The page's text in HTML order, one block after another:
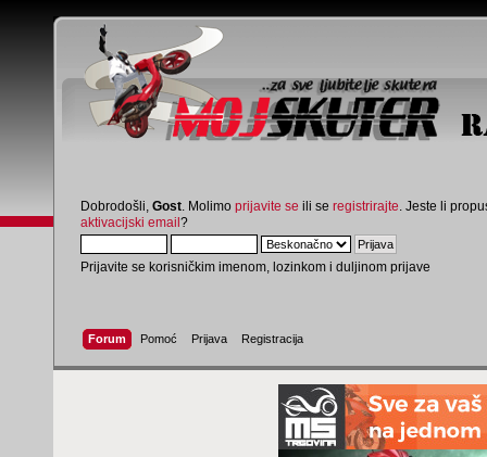
Dobrodošli, Gost . Molimo prijavite se ili se registrirajte . Jeste li
aktivacijski email?
Prijavite se korisničkim imenom, lozinkom i duljinom prijave
Forum Pomoć Prijava Registracija